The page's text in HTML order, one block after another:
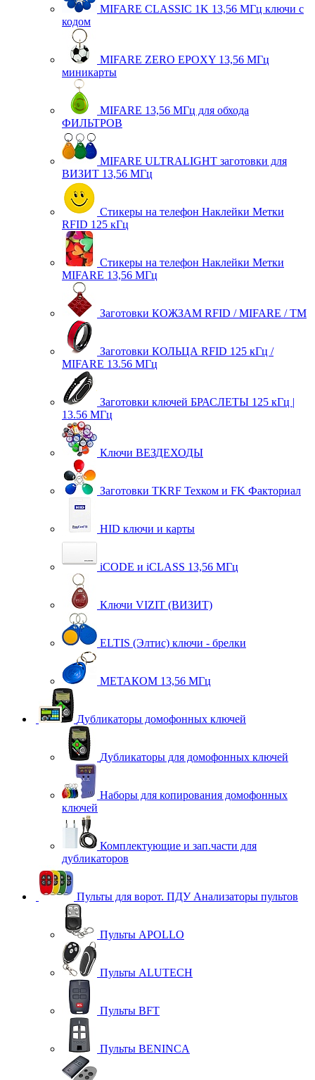
MIFARE CLASSIC 1K 13,56 МГц ключи с
кодом
MIFARE ZERO EPOXY 13,56 МГц
миникарты
MIFARE 13,56 МГц для обхода
ФИЛЬТРОВ
MIFARE ULTRALIGHT заготовки для
ВИЗИТ 13,56 МГц
Стикеры на телефон Наклейки Метки
RFID 125 кГц
Стикеры на телефон Наклейки Метки
MIFARE 13,56 МГц
Заготовки КОЖЗАМ RFID / MIFARE / TM
Заготовки КОЛЬЦА RFID 125 кГц /
MIFARE 13.56 МГц
Заготовки ключей БРАСЛЕТЫ 125 кГц |
13.56 МГц
Ключи ВЕЗДЕХОДЫ
Заготовки TKRF Техком и FK Факториал
HID ключи и карты
iCODE и iCLASS 13,56 МГц
Ключи VIZIT (ВИЗИТ)
ELTIS (Элтис) ключи - брелки
МЕТАКОМ 13,56 МГц
Дубликаторы домофонных ключей
Дубликаторы для домофонных ключей
Наборы для копирования домофонных
ключей
Комплектующие и зап.части для
дубликаторов
Пульты для ворот. ПДУ Анализаторы пультов
Пульты APOLLO
Пульты ALUTECH
Пульты BFT
Пульты BENINCA